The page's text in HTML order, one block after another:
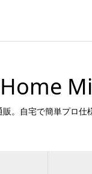
。自宅で簡単プロ仕